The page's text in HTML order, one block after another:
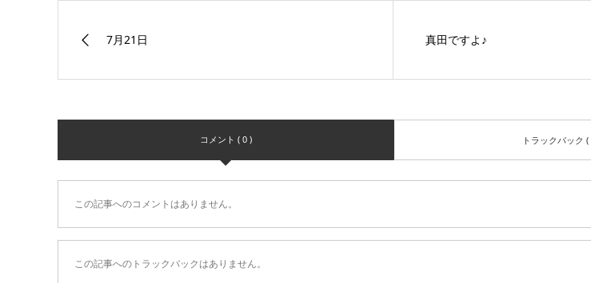
7月21日 真田ですよ♪
コメント ( 0 ) トラックバック (
この記事へのコメントはありません。
この記事へのトラックバックはありません。